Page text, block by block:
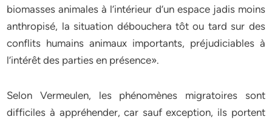
biomasses animales à l’intérieur d’un espace jadis moins
anthropisé, la situation débouchera tôt ou tard sur des
conflits humains animaux importants, préjudiciables à
l’intérêt des parties en présence».
Selon Vermeulen, les phénomènes migratoires sont
difficiles à appréhender, car sauf exception, ils portent